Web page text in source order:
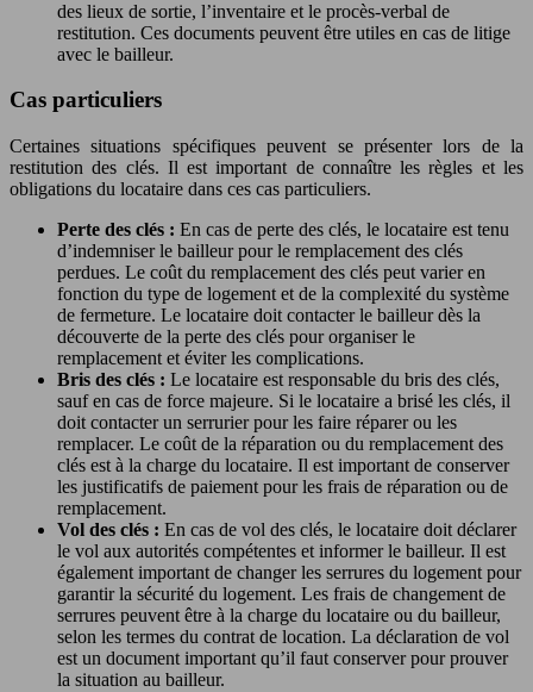
des lieux de sortie, l’inventaire et le procès-verbal de
restitution. Ces documents peuvent être utiles en cas de litige
avec le bailleur.
Cas particuliers
Certaines situations spécifiques peuvent se présenter lors de la
restitution des clés. Il est important de connaître les règles et les
obligations du locataire dans ces cas particuliers.
Perte des clés : En cas de perte des clés, le locataire est tenu
d’indemniser le bailleur pour le remplacement des clés
perdues. Le coût du remplacement des clés peut varier en
fonction du type de logement et de la complexité du système
de fermeture. Le locataire doit contacter le bailleur dès la
découverte de la perte des clés pour organiser le
remplacement et éviter les complications.
Bris des clés : Le locataire est responsable du bris des clés,
sauf en cas de force majeure. Si le locataire a brisé les clés, il
doit contacter un serrurier pour les faire réparer ou les
remplacer. Le coût de la réparation ou du remplacement des
clés est à la charge du locataire. Il est important de conserver
les justificatifs de paiement pour les frais de réparation ou de
remplacement.
Vol des clés : En cas de vol des clés, le locataire doit déclarer
le vol aux autorités compétentes et informer le bailleur. Il est
également important de changer les serrures du logement pour
garantir la sécurité du logement. Les frais de changement de
serrures peuvent être à la charge du locataire ou du bailleur,
selon les termes du contrat de location. La déclaration de vol
est un document important qu’il faut conserver pour prouver
la situation au bailleur.